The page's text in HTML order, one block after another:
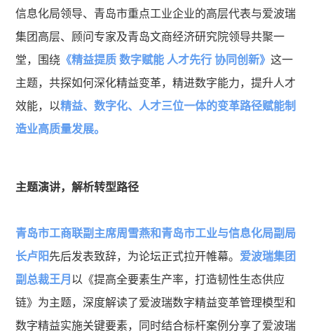
信息化局领导、青岛市重点工业企业的高层代表与爱波瑞
集团高层、顾问专家及青岛文商经济研究院领导共聚一
堂，围绕 《精益提质 数字赋能 人才先行 协同创新》这一
主题，共探如何深化精益变革，精进数字能力，提升人才
效能，以精益、数字化、人才三位一体的变革路径赋能制
造业高质量发展。
主题演讲，解析转型路径
青岛市工商联副主席周雪燕和青岛市工业与信息化局副局
长卢阳先后发表致辞，为论坛正式拉开帷幕。 爱波瑞集团
副总裁王月 以《提高全要素生产率，打造韧性生态供应
链》为主题，深度解读了爱波瑞数字精益变革管理模型和
数字精益实施关键要素，同时结合标杆案例分享了爱波瑞